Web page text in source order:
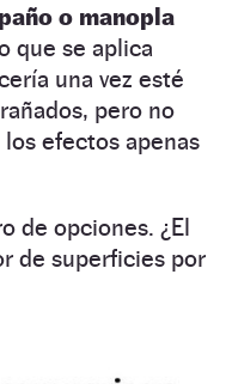
o manopla
que se aplica
una vez esté
pero no
efectos apenas
de opciones. ¿El
de superficies por